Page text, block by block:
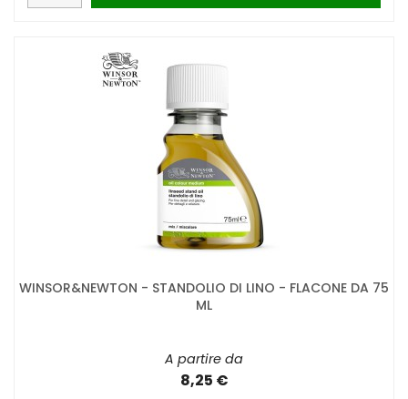
WINSOR&NEWTON - STANDOLIO DI LINO - FLACONE DA 75
ML
A partire da
8,25 €